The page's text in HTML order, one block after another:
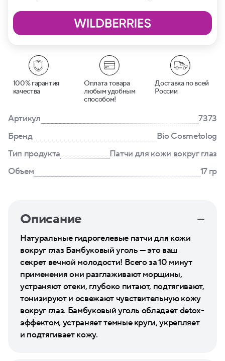
100% гарантия
качества
Оплата товара
любым удобным
способом!
Доставка по всей
России
Артикул
7373
Бренд
Bio Cosmetolog
Тип продукта
Патчи для кожи вокруг глаз
Объем
17 гр
Описание
Натуральные гидрогелевые патчи для кожи
вокруг глаз Бамбуковый уголь — это ваш
секрет вечной молодости! Всего за 10 минут
применения они разглаживают морщины,
устраняют отеки, глубоко питают, подтягивают,
тонизируют и освежают чувствительную кожу
вокруг глаз. Бамбуковый уголь обладает detox-
эффектом, устраняет темные круги, укрепляет
и подтягивает кожу.